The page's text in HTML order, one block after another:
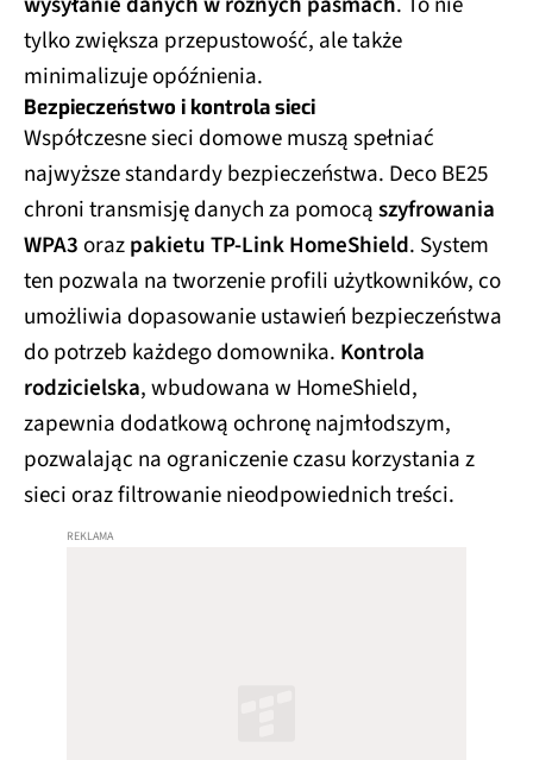
tylko zwiększa przepustowość, ale także
minimalizuje opóźnienia.
Bezpieczeństwo i kontrola sieci
Współczesne sieci domowe muszą spełniać
najwyższe standardy bezpieczeństwa. Deco BE25
chroni transmisję danych za pomocąszyfrowania
WPA3orazpakietu TP-Link HomeShield. System
ten pozwala na tworzenie profili użytkowników, co
umożliwia dopasowanie ustawień bezpieczeństwa
do potrzeb każdego domownika. Kontrola
rodzicielska, wbudowana w HomeShield,
zapewnia dodatkową ochronę najmłodszym,
pozwalając na ograniczenie czasu korzystania z
sieci oraz filtrowanie nieodpowiednich treści.